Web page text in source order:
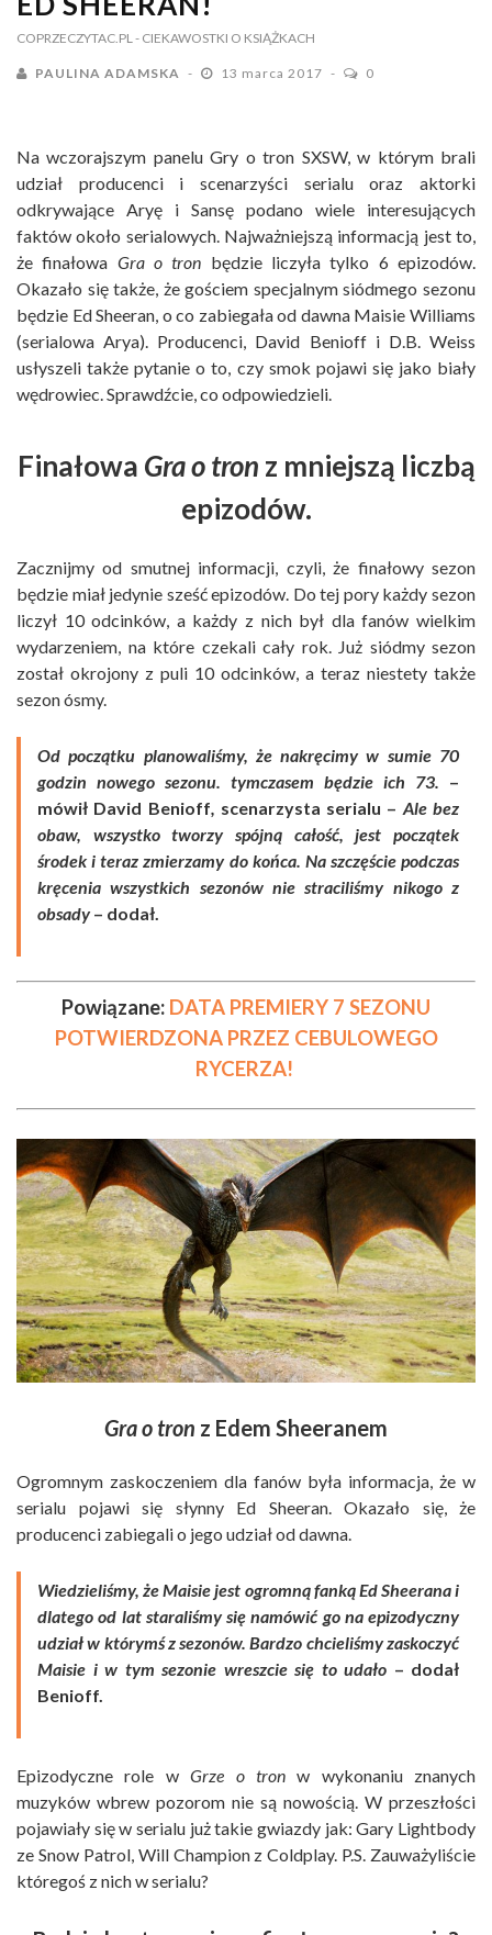
COPRZECZYTAC.PL - CIEKAWOSTKI O KSIĄŻKACH
PAULINA ADAMSKA 13 marca 2017 0
Na wczorajszym panelu Gry o tron SXSW, w którym brali
udział producenci i scenarzyści serialu oraz aktorki
odkrywające Aryę i Sansę podano wiele interesujących
faktów około serialowych. Najważniejszą informacją jest to,
że finałowa Gra o tron będzie liczyła tylko 6 epizodów.
Okazało się także, że gościem specjalnym siódmego sezonu
będzie Ed Sheeran, o co zabiegała od dawna Maisie Williams
(serialowa Arya). Producenci, David Benioff i D.B. Weiss
usłyszeli także pytanie o to, czy smok pojawi się jako biały
wędrowiec. Sprawdźcie, co odpowiedzieli.
Finałowa Gra o tron z mniejszą liczbą
epizodów.
Zacznijmy od smutnej informacji, czyli, że finałowy sezon
będzie miał jedynie sześć epizodów. Do tej pory każdy sezon
liczył 10 odcinków, a każdy z nich był dla fanów wielkim
wydarzeniem, na które czekali cały rok. Już siódmy sezon
został okrojony z puli 10 odcinków, a teraz niestety także
sezon ósmy.
Od początku planowaliśmy, że nakręcimy w sumie 70
godzin nowego sezonu. tymczasem będzie ich 73. –
mówił David Benioff scenarzysta serialu – Ale bez
obaw, wszystko tworzy spójną całość, jest początek
środek i teraz zmierzamy do końca. Na szczęście podczas
kręcenia wszystkich sezonów nie straciliśmy nikogo z
obsady– dodał.
Powiązane: DATA PREMIERY 7 SEZONU
POTWIERDZONA PRZEZ CEBULOWEGO
RYCERZA!
Gra o tron z Edem Sheeranem
Ogromnym zaskoczeniem dla fanów była informacja, że w
serialu pojawi się słynny Ed Sheeran. Okazało się, że
producenci zabiegali o jego udział od dawna.
Wiedzieliśmy, że Maisie jest ogromną fanką Ed Sheerana i
dlatego od lat staraliśmy się namówić go na epizodyczny
udział w którymś z sezonów. Bardzo chcieliśmy zaskoczyć
Maisie i w tym sezonie wreszcie się to udało – dodał
Benioff.
Epizodyczne role wGrze o tronw wykonaniu znanych
muzyków wbrew pozorom nie są nowością. W przeszłości
pojawiały się w serialu już takie gwiazdy jak: Gary Lightbody
ze Snow Patrol, Will Champion z Coldplay. P.S. Zauważyliście
któregoś z nich w serialu?